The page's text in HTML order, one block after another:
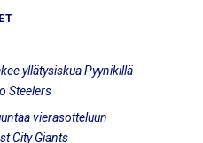
yllätysiskua Pyynikillä
Steelers
vierasotteluun
City Giants